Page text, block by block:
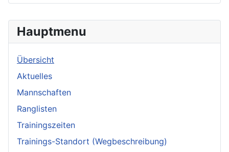
Hauptmenu
Übersicht
Aktuelles
Mannschaften
Ranglisten
Trainingszeiten
Trainings-Standort (Wegbeschreibung)